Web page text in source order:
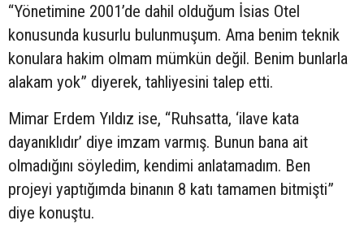
“Yönetimine 2001’de dahil olduğum İsias Otel
konusunda kusurlu bulunmuşum. Ama benim teknik
konulara hakim olmam mümkün değil. Benim bunlarla
alakam yok” diyerek, tahliyesini talep etti.
Mimar Erdem Yıldız ise, “Ruhsatta, ‘ilave kata
dayanıklıdır’ diye imzam varmış. Bunun bana ait
olmadığını söyledim, kendimi anlatamadım. Ben
projeyi yaptığımda binanın 8 katı tamamen bitmişti”
diye konuştu.